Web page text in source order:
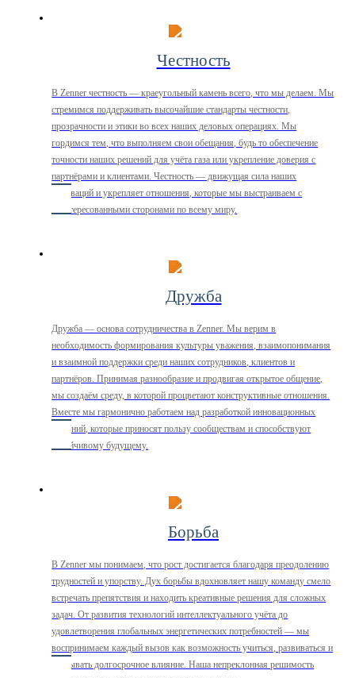
Честность
В Zenner честность — краеугольный камень всего, что мы делаем. Мы
стремимся поддерживать высочайшие стандарты честности,
прозрачности и этики во всех наших деловых операциях. Мы
гордимся тем, что выполняем свои обещания, будь то обеспечение
точности наших решений для учёта газа или укрепление доверия с
партнёрами и клиентами. Честность — движущая сила наших
инноваций и укрепляет отношения, которые мы выстраиваем с
заинтересованными сторонами по всему миру.
Дружба
Дружба — основа сотрудничества в Zenner. Мы верим в
необходимость формирования культуры уважения, взаимопонимания
и взаимной поддержки среди наших сотрудников, клиентов и
партнёров. Принимая разнообразие и продвигая открытое общение,
мы создаём среду, в которой процветают конструктивные отношения.
Вместе мы гармонично работаем над разработкой инновационных
решений, которые приносят пользу сообществам и способствуют
устойчивому будущему.
Борьба
В Zenner мы понимаем, что рост достигается благодаря преодолению
трудностей и упорству. Дух борьбы вдохновляет нашу команду смело
встречать препятствия и находить креативные решения для сложных
задач. От развития технологий интеллектуального учёта до
удовлетворения глобальных энергетических потребностей — мы
воспринимаем каждый вызов как возможность учиться, развиваться и
оказывать долгосрочное влияние. Наша непреклонная решимость